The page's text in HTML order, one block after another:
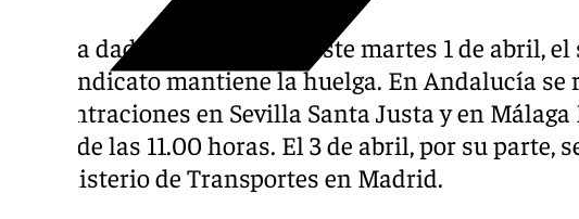
CGT ha dado a conocer que este martes 1 de abril,
este sindicato mantiene la huelga. En Andalucía se
concentraciones en Sevilla Santa Justa y en
partir de las 11.00 horas. El 3 de abril, por su parte,
el Ministerio de Transportes en Madrid.